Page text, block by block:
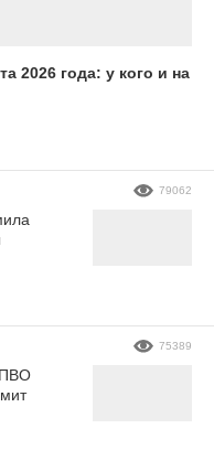
2026 года: у кого и на
79062
ПВО
75389